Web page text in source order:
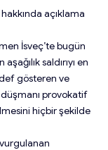
hakkında açıklama
İsveç’te bugün
saldırıyı en
gösteren ve
provokatif
hiçbir şekilde